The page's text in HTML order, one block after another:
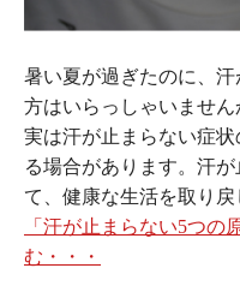
暑い夏が過ぎたのに、
方はいらっしゃいません
実は汗が止まらない症
る場合があります。汗
て、健康な生活を取り戻
「汗が止まらない5つの
む・・・